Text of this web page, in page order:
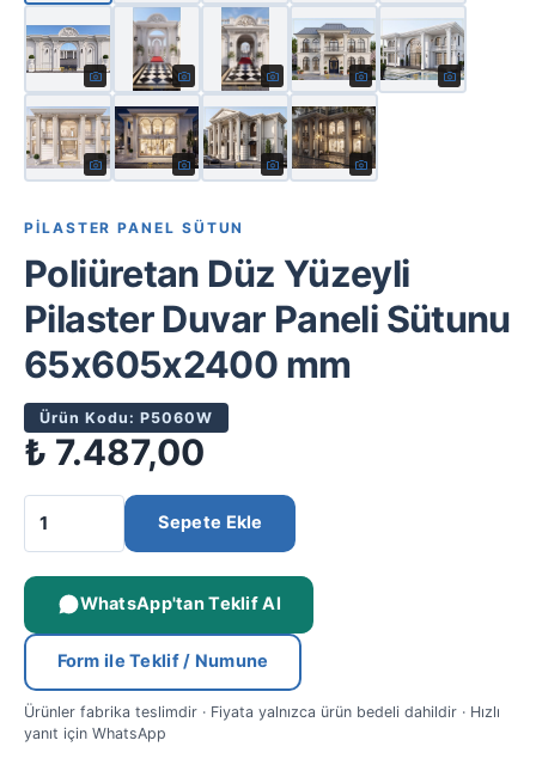
PILASTER PANEL SÜTUN
Poliüretan Düz Yüzeyli
Pilaster Duvar Paneli Sütunu
65x605x2400 mm
Ürün Kodu: P5060W
₺ 7.487,00
Sepete Ekle
WhatsApp'tan Teklif Al
Form ile Teklif / Numune
Ürünler fabrika teslimdir · Fiyata yalnızca ürün bedeli dahildir · Hızlı
yanıt için WhatsApp